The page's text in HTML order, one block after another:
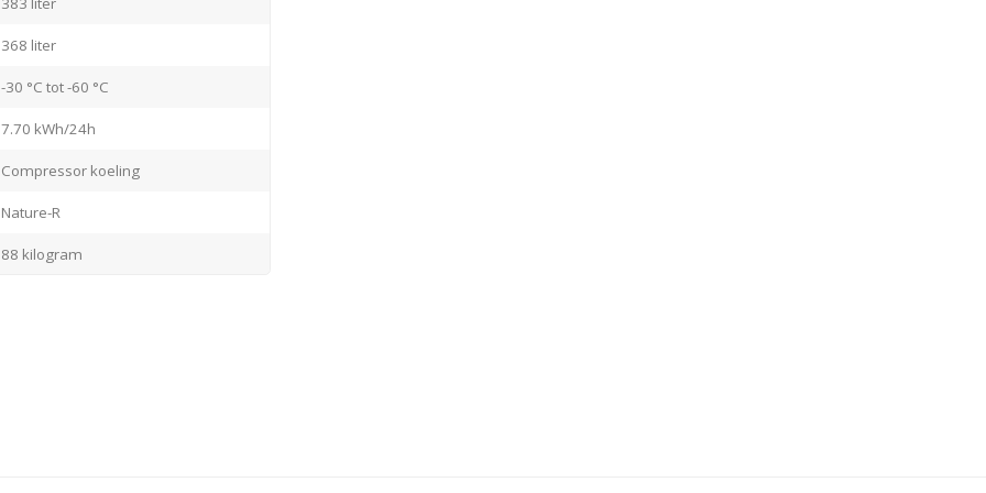
368 liter
-30 °C tot -60 °C
7.70 kWh/24h
Compressor koeling
Nature-R
88 kilogram